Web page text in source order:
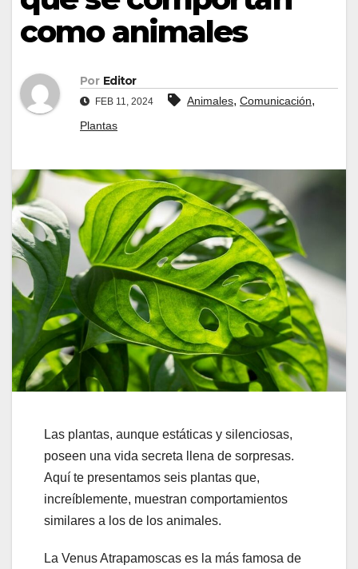
como animales
Por Editor
FEB 11, 2024 Animales, Comunicación,
Plantas
Las plantas, aunque estáticas y silenciosas,
poseen una vida secreta llena de sorpresas.
Aquí te presentamos seis plantas que,
increíblemente, muestran comportamientos
similares a los de los animales.
La Venus Atrapamoscas es la más famosa de